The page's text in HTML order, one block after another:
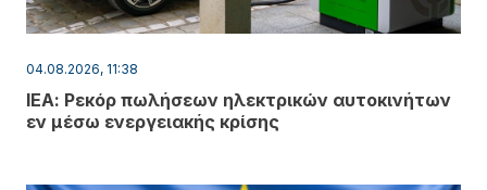
04.08.2026, 11:38
ΙΕΑ: Ρεκόρ πωλήσεων ηλεκτρικών αυτοκινήτων
εν μέσω ενεργειακής κρίσης